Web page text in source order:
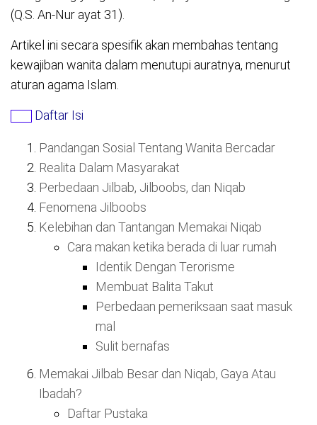
(Q.S. An-Nur ayat 31).
Artikel ini secara spesifik akan membahas tentang
kewajiban wanita dalam menutupi auratnya, menurut
aturan agama Islam.
Daftar Isi
Pandangan Sosial Tentang Wanita Bercadar
Realita Dalam Masyarakat
Perbedaan Jilbab, Jilboobs, dan Niqab
Fenomena Jilboobs
Kelebihan dan Tantangan Memakai Niqab
Cara makan ketika berada di luar rumah
Identik Dengan Terorisme
Membuat Balita Takut
Perbedaan pemeriksaan saat masuk
mal
Sulit bernafas
Memakai Jilbab Besar dan Niqab, Gaya Atau
Ibadah?
Daftar Pustaka